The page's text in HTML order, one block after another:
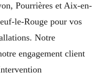
Pourrières et Aix-en-
le-Rouge pour vos
Notre
engagement client